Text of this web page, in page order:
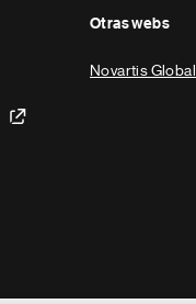
Otras webs
Novartis Global